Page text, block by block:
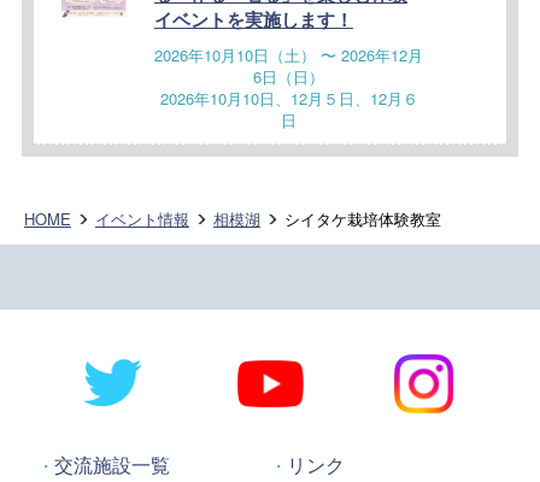
イベントを実施します！
2026年10月10日（土） 〜 2026年12月
6日（日）
2026年10月10日、12月５日、12月６
日
HOME イベント情報 相模湖 シイタケ栽培体験教室
交流施設一覧
リンク